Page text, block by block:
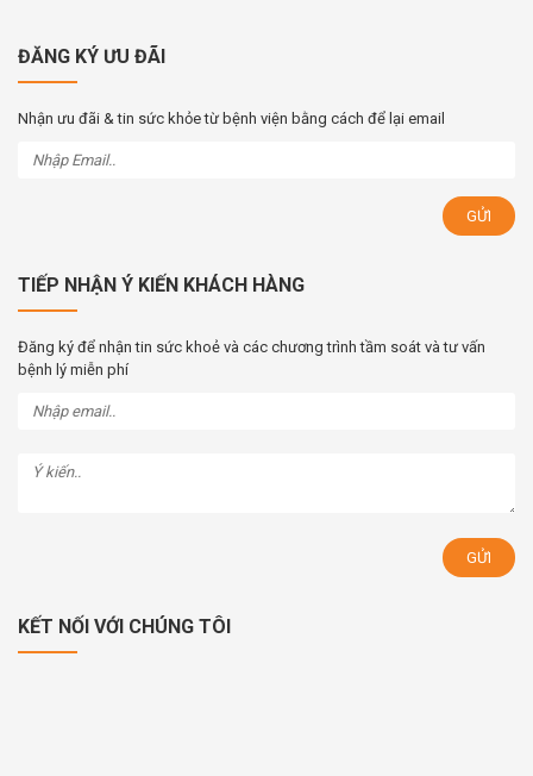
ĐĂNG KÝ ƯU ĐÃI
Nhận ưu đãi & tin sức khỏe từ bệnh viện bằng cách để lại email
TIẾP NHẬN Ý KIẾN KHÁCH HÀNG
Đăng ký để nhận tin sức khoẻ và các chương trình tầm soát và tư vấn
bệnh lý miễn phí
KẾT NỐI VỚI CHÚNG TÔI